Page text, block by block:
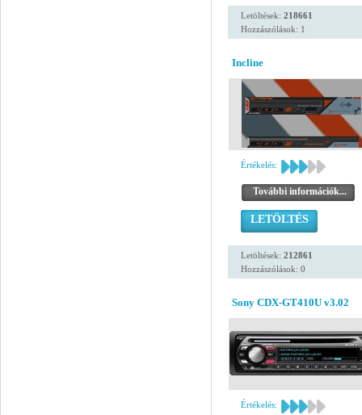
Letöltések: 218661
Hozzászólások: 1
Incline
Értékelés:
További információk...
LETÖLTÉS
Letöltések: 212861
Hozzászólások: 0
Sony CDX-GT410U v3.02
Értékelés: